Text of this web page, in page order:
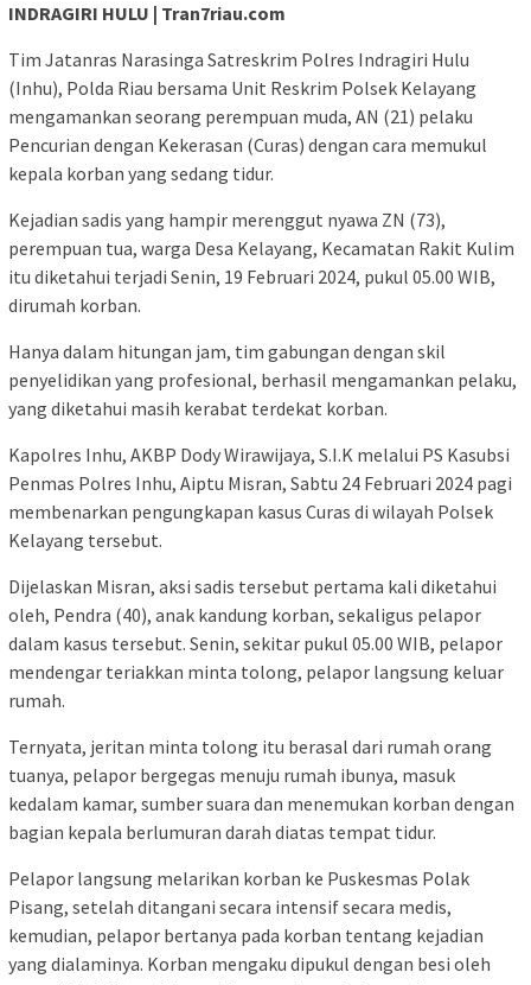
INDRAGIRI HULU | Tran7riau.com
Tim Jatanras Narasinga Satreskrim Polres Indragiri Hulu
(Inhu), Polda Riau bersama Unit Reskrim Polsek Kelayang
mengamankan seorang perempuan muda, AN (21) pelaku
Pencurian dengan Kekerasan (Curas) dengan cara memukul
kepala korban yang sedang tidur.
Kejadian sadis yang hampir merenggut nyawa ZN (73),
perempuan tua, warga Desa Kelayang, Kecamatan Rakit Kulim
itu diketahui terjadi Senin, 19 Februari 2024, pukul 05.00 WIB,
dirumah korban.
Hanya dalam hitungan jam, tim gabungan dengan skil
penyelidikan yang profesional, berhasil mengamankan pelaku,
yang diketahui masih kerabat terdekat korban.
Kapolres Inhu, AKBP Dody Wirawijaya, S.I.K melalui PS Kasubsi
Penmas Polres Inhu, Aiptu Misran, Sabtu 24 Februari 2024 pagi
membenarkan pengungkapan kasus Curas di wilayah Polsek
Kelayang tersebut.
Dijelaskan Misran, aksi sadis tersebut pertama kali diketahui
oleh, Pendra (40), anak kandung korban, sekaligus pelapor
dalam kasus tersebut. Senin, sekitar pukul 05.00 WIB, pelapor
mendengar teriakkan minta tolong, pelapor langsung keluar
rumah.
Ternyata, jeritan minta tolong itu berasal dari rumah orang
tuanya, pelapor bergegas menuju rumah ibunya, masuk
kedalam kamar, sumber suara dan menemukan korban dengan
bagian kepala berlumuran darah diatas tempat tidur.
Pelapor langsung melarikan korban ke Puskesmas Polak
Pisang, setelah ditangani secara intensif secara medis,
kemudian, pelapor bertanya pada korban tentang kejadian
yang dialaminya. Korban mengaku dipukul dengan besi oleh